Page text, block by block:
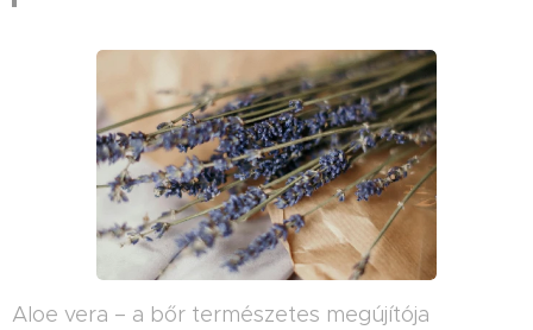
Aloe vera – a bőr természetes megújítója